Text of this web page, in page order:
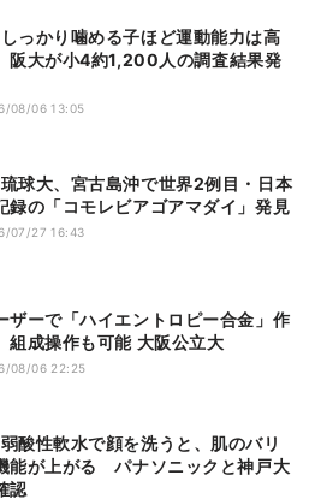
大が小4約1,200人の調査結果発
08/06 13:05
録の「コモレビアゴアマダイ」発見
07/27 16:43
ザーで「ハイエントロピー合金」作
組成操作も可能 大阪公立大
08/06 22:25
能が上がる パナソニックと神戸大
認